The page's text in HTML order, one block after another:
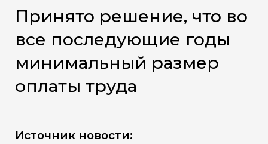
Принято решение, что во
все последующие годы
минимальный размер
оплаты труда
Источник новости: